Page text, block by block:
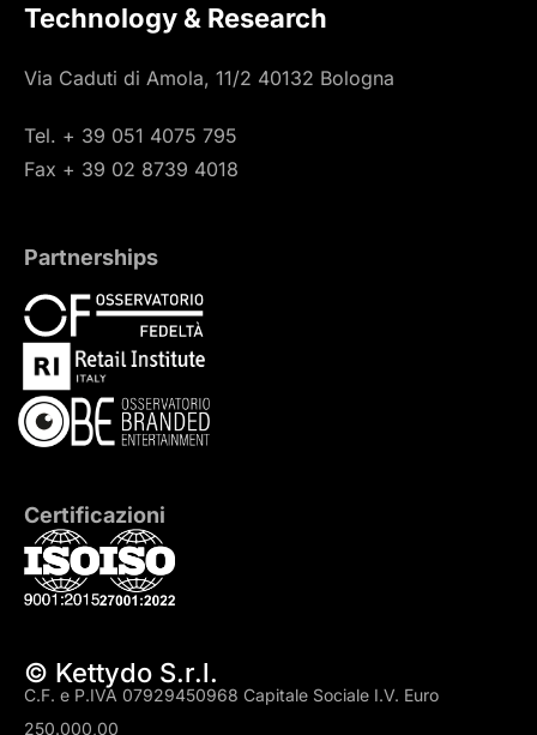
Technology & Research
Via Caduti di Amola, 11/2 40132 Bologna
Tel. + 39 051 4075 795
Fax + 39 02 8739 4018
Partnerships
Certificazioni
© Kettydo S.r.l.
C.F. e P.IVA 07929450968 Capitale Sociale I.V. Euro
250.000,00